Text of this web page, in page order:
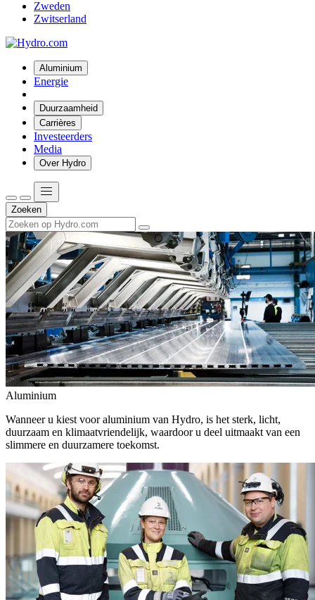
Zweden
Zwitserland
Aluminium
Energie
Duurzaamheid
Carrières
Investeerders
Media
Over Hydro
Zoeken
Aluminium
Wanneer u kiest voor aluminium van Hydro, is het sterk, licht,
duurzaam en klimaatvriendelijk, waardoor u deel uitmaakt van een
slimmere en duurzamere toekomst.